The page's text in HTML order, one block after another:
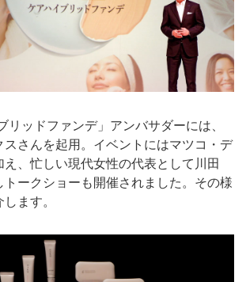
リッドファンデ」アンバサダーには、
スさんを起用。イベントにはマツコ・デ
、忙しい現代女性の代表として川田
ークショーも開催されました。その様
ます。